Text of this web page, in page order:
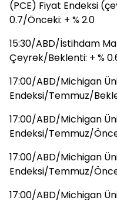
(PCE) Fiyat Endeksi
0.7/Önceki: + % 2.0
15:30/ABD/İstihdam
Çeyrek/Beklenti: + %
17:00/ABD/Michigan
Endeksi/Temmuz/
17:00/ABD/Michigan
Endeksi/Temmuz/
17:00/ABD/Michigan
Endeksi/Temmuz/
17:00/ABD/Michigan